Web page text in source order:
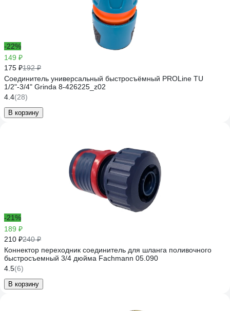
-22%
149 ₽
175 ₽192 ₽
Соединитель универсальный быстросъёмный PROLine TU
1/2"-3/4" Grinda 8-426225_z02
4.4(28)
В корзину
-21%
189 ₽
210 ₽240 ₽
Коннектор переходник соединитель для шланга поливочного
быстросъемный 3/4 дюйма Fachmann 05.090
4.5(6)
В корзину